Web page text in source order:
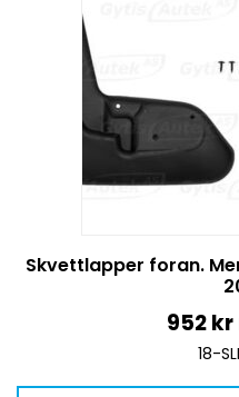
Skvettlapper foran.
952kr
18-